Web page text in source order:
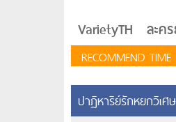
VarietyTH ละค
RECOMMEND TIME
ปาฏิหาริย์รักหยกวิเ